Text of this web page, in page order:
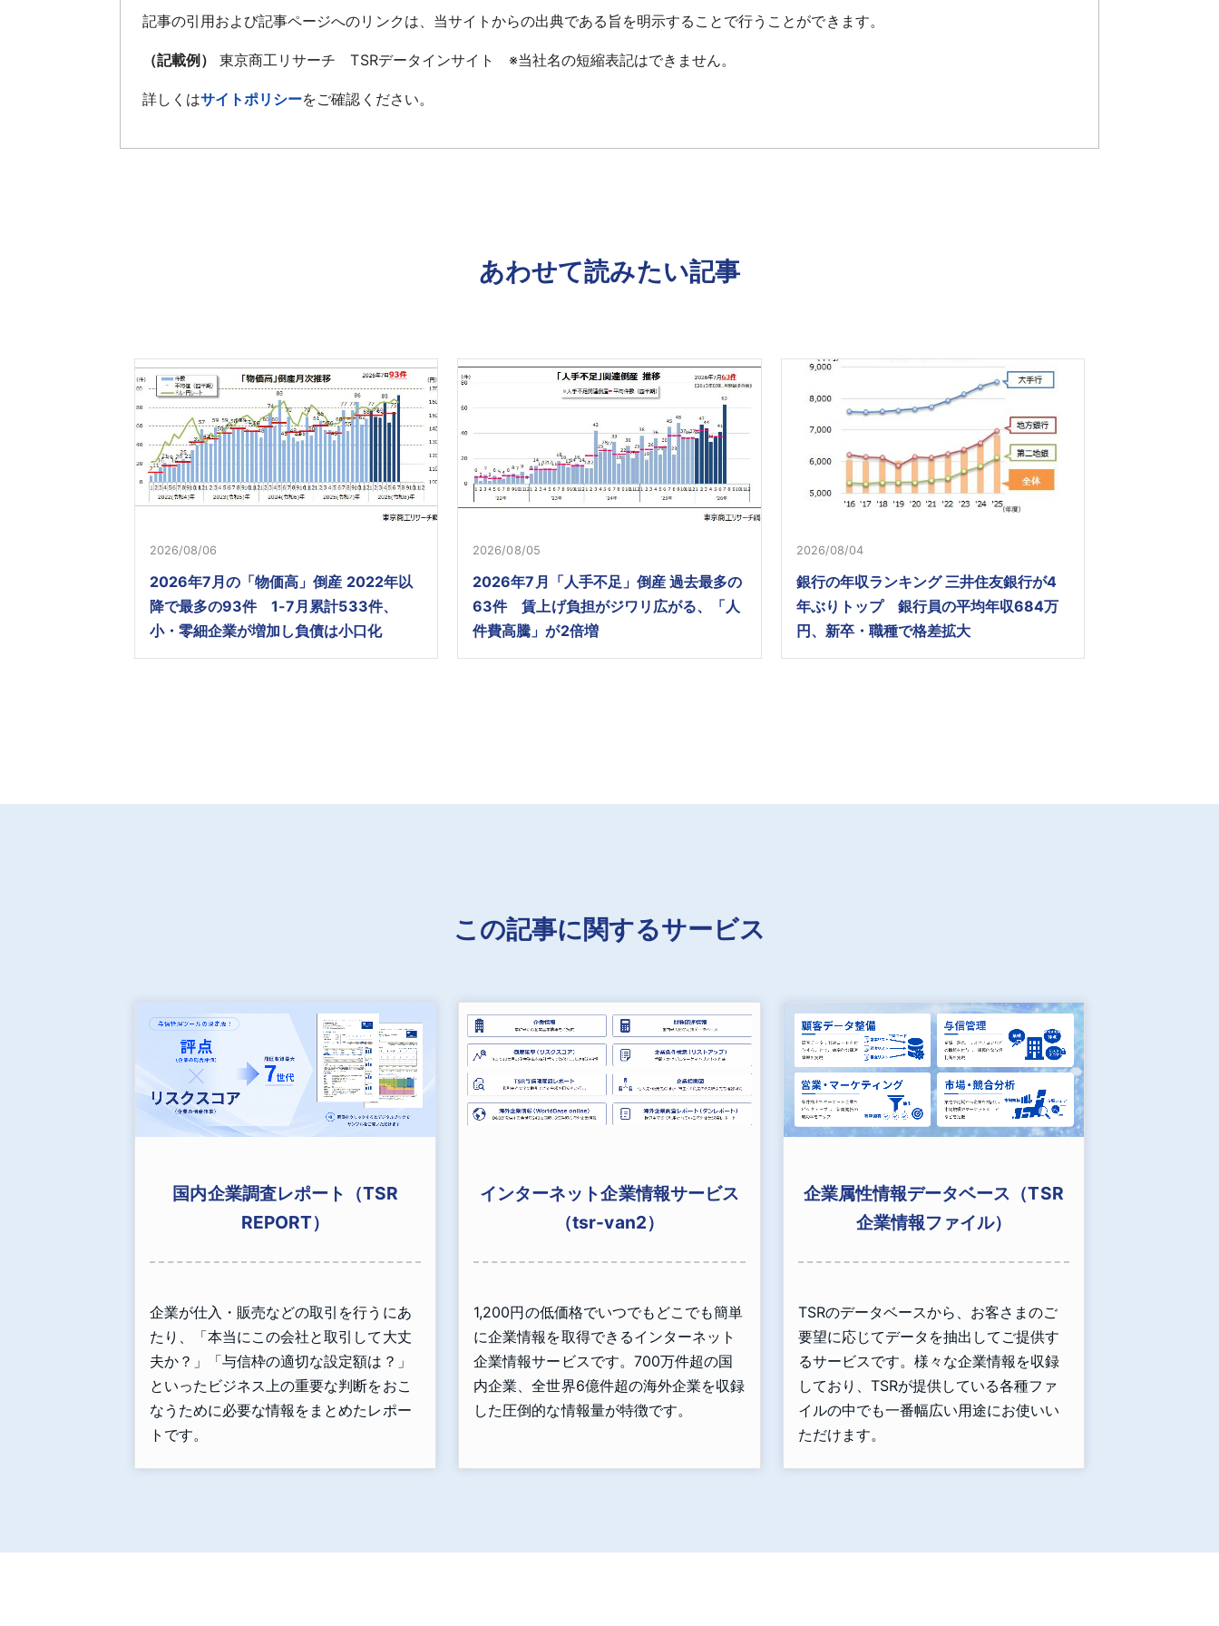
記事の引用および記事ページへのリンクは、当サイトからの出典である旨を明示することで行うことができます。
（記載例） 東京商工リサーチ TSRデータインサイト ※当社名の短縮表記はできません。
詳しくはサイトポリシーをご確認ください。
あわせて読みたい記事
2026/08/06
2026年7月の「物価高」倒産 2022年以
降で最多の93件 1-7月累計533件、
小・零細企業が増加し負債は小口化
2026/08/05
2026年7月「人手不足」倒産 過去最多の
63件 賃上げ負担がジワリ広がる、「人
件費高騰」が2倍増
2026/08/04
銀行の年収ランキング 三井住友銀行が4
年ぶりトップ 銀行員の平均年収684万
円、新卒・職種で格差拡大
この記事に関するサービス
国内企業調査レポート（TSR
REPORT）
企業が仕入・販売などの取引を行うにあ
たり、「本当にこの会社と取引して大丈
夫か？」「与信枠の適切な設定額は？」
といったビジネス上の重要な判断をおこ
なうために必要な情報をまとめたレポー
トです。
インターネット企業情報サービス
（tsr-van2）
1,200円の低価格でいつでもどこでも簡単
に企業情報を取得できるインターネット
企業情報サービスです。700万件超の国
内企業、全世界6億件超の海外企業を収録
した圧倒的な情報量が特徴です。
企業属性情報データベース（TSR
企業情報ファイル）
TSRのデータベースから、お客さまのご
要望に応じてデータを抽出してご提供す
るサービスです。様々な企業情報を収録
しており、TSRが提供している各種ファ
イルの中でも一番幅広い用途にお使いい
ただけます。